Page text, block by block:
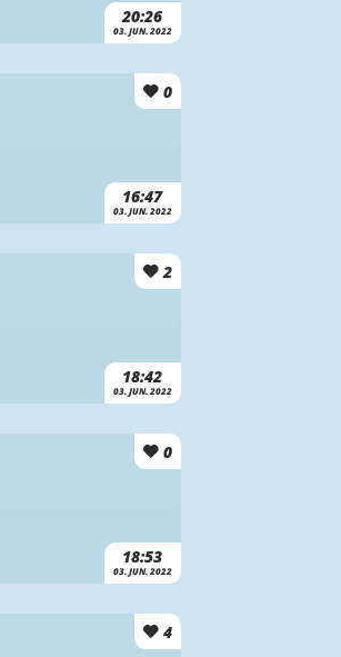
20:26
03. JUN. 2022
0
16:47
03. JUN. 2022
2
18:42
03. JUN. 2022
0
18:53
03. JUN. 2022
4